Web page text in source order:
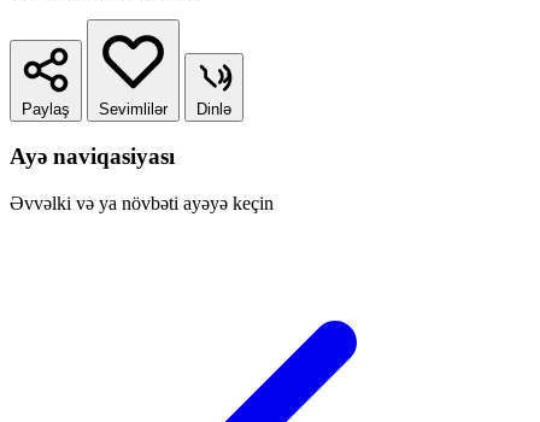
Paylaş Sevimlilər Dinlə
Ayə naviqasiyası
Əvvəlki və ya növbəti ayəyə keçin